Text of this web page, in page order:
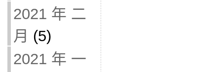
2021 年 二
月 (5)
2021 年 一